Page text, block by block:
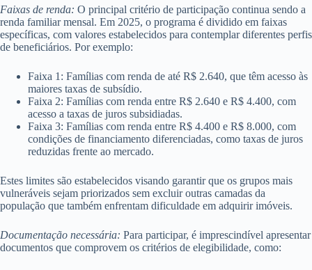
Faixas de renda: O principal critério de participação continua sendo a
renda familiar mensal. Em 2025, o programa é dividido em faixas
específicas, com valores estabelecidos para contemplar diferentes perfis
de beneficiários. Por exemplo:
Faixa 1: Famílias com renda de até R$ 2.640, que têm acesso às
maiores taxas de subsídio.
Faixa 2: Famílias com renda entre R$ 2.640 e R$ 4.400, com
acesso a taxas de juros subsidiadas.
Faixa 3: Famílias com renda entre R$ 4.400 e R$ 8.000, com
condições de financiamento diferenciadas, como taxas de juros
reduzidas frente ao mercado.
Estes limites são estabelecidos visando garantir que os grupos mais
vulneráveis sejam priorizados sem excluir outras camadas da
população que também enfrentam dificuldade em adquirir imóveis.
Documentação necessária: Para participar, é imprescindível apresentar
documentos que comprovem os critérios de elegibilidade, como: